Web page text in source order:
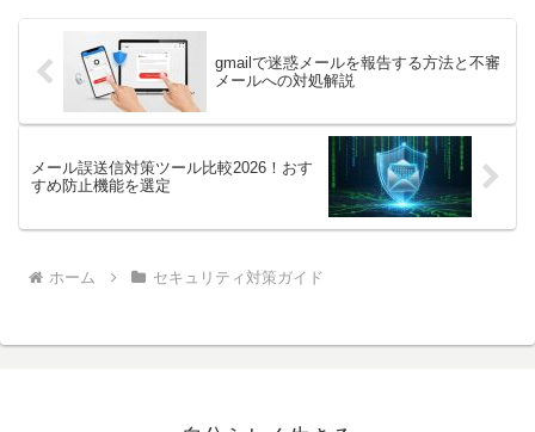
gmailで迷惑メールを報告する方法と不審
メールへの対処解説
メール誤送信対策ツール比較2026！おす
すめ防止機能を選定
ホーム セキュリティ対策ガイド